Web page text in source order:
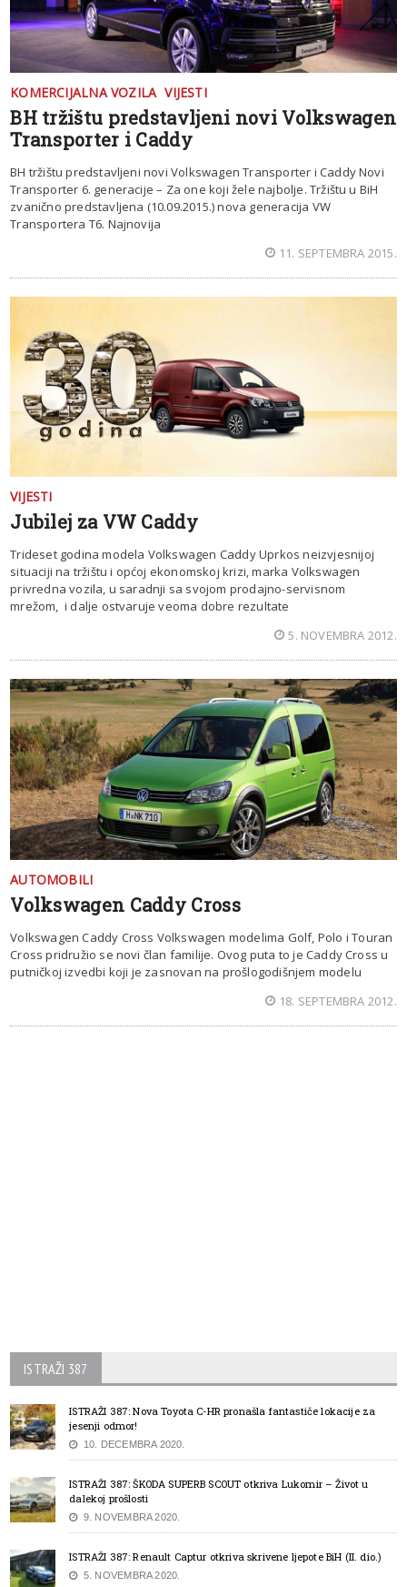
KOMERCIJALNA VOZILA VIJESTI
BH tržištu predstavljeni novi Volkswagen
Transporter i Caddy
BH tržištu predstavljeni novi Volkswagen Transporter i Caddy Novi
Transporter 6. generacije – Za one koji žele najbolje. Tržištu u BiH
zvanično predstavljena (10.09.2015.) nova generacija VW
Transportera T6. Najnovija
11. SEPTEMBRA 2015.
VIJESTI
Jubilej za VW Caddy
Trideset godina modela Volkswagen Caddy Uprkos neizvjesnijoj
situaciji na tržištu i općoj ekonomskoj krizi, marka Volkswagen
privredna vozila, u saradnji sa svojom prodajno-servisnom
mrežom, i dalje ostvaruje veoma dobre rezultate
5. NOVEMBRA 2012.
AUTOMOBILI
Volkswagen Caddy Cross
Volkswagen Caddy Cross Volkswagen modelima Golf, Polo i Touran
Cross pridružio se novi član familije. Ovog puta to je Caddy Cross u
putničkoj izvedbi koji je zasnovan na prošlogodišnjem modelu
18. SEPTEMBRA 2012.
ISTRAŽI 387
ISTRAŽI 387: Nova Toyota C-HR pronašla fantastiče lokacije za
jesenji odmor!
10. DECEMBRA 2020.
ISTRAŽI 387: ŠKODA SUPERB SCOUT otkriva Lukomir – Život u
dalekoj prošlosti
9. NOVEMBRA 2020.
ISTRAŽI 387: Renault Captur otkriva skrivene ljepote BiH (II. dio.)
5. NOVEMBRA 2020.